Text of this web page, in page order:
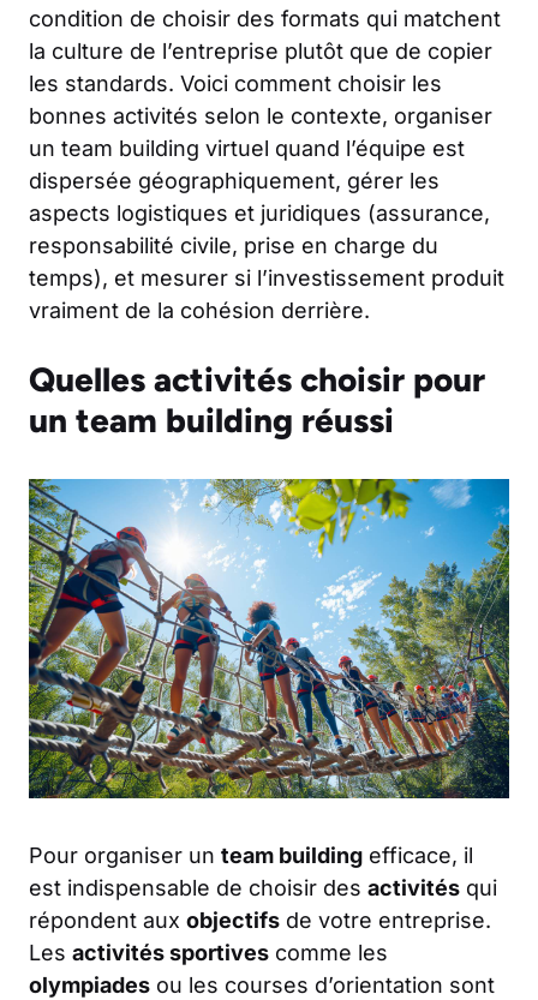
condition de choisir des formats qui matchent
la culture de l’entreprise plutôt que de copier
les standards. Voici comment choisir les
bonnes activités selon le contexte, organiser
un team building virtuel quand l’équipe est
dispersée géographiquement, gérer les
aspects logistiques et juridiques (assurance,
responsabilité civile, prise en charge du
temps), et mesurer si l’investissement produit
vraiment de la cohésion derrière.
Quelles activités choisir pour
un team building réussi
Pour organiser un team building efficace, il
est indispensable de choisir des activités qui
répondent aux objectifs de votre entreprise.
Les activités sportives comme les
olympiades ou les courses d’orientation sont